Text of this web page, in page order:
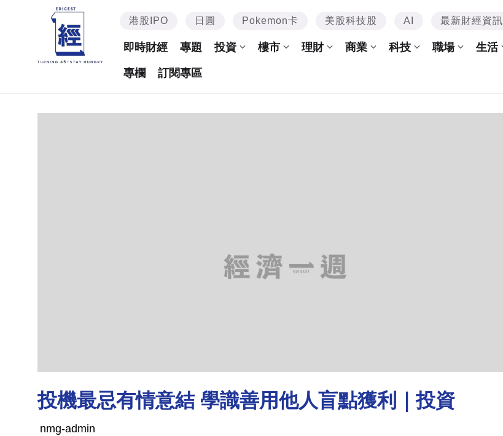
港股IPO 日圓 Pokemon卡 美股科技股 AI 最新財經資訊
即時財經 專題 投資 樓市 理財 商業 科技 職場 生活
專欄 訂閱專區
投機最忌有情意結 學識善用他人盲點獲利｜投資
nmg-admin